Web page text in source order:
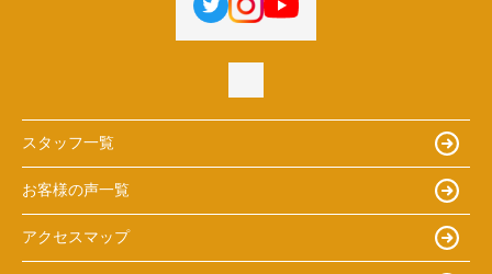
スタッフ一覧
お客様の声一覧
アクセスマップ